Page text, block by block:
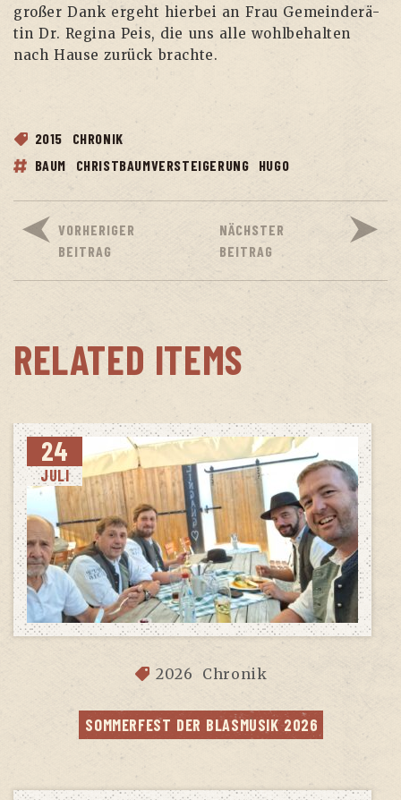
gro­ßer Dank ergeht hier­bei an Frau Gemein­de­rä­
tin Dr. Regi­na Peis, die uns alle wohl­be­hal­ten
nach Hau­se zurück brachte.
2015
CHRONIK
BAUM
CHRISTBAUMVERSTEIGERUNG HUGO
VORHERIGER
BEITRAG
NÄCHSTER
BEITRAG
RELATED ITEMS
24
JULI
2026 Chronik
SOM­MER­FEST DER BLAS­MU­SIK 2026